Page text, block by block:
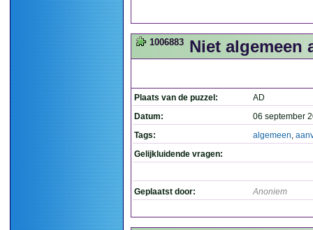
1006883 Niet algemeen
Plaats van de puzzel:
AD
Datum:
06 september
Tags:
algemeen,
Gelijkluidende vragen:
Geplaatst door: Anoniem